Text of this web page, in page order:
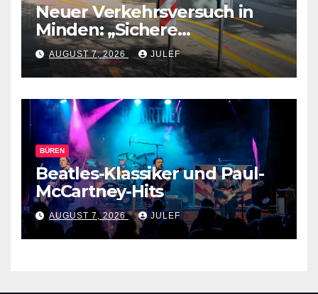
Neuer Verkehrsversuch in
Minden: „Sichere
Verkehrswege schaffen“
AUGUST 7, 2026 JULEF
BÜREN
Beatles-Klassiker und Paul-
McCartney-Hits
AUGUST 7, 2026 JULEF